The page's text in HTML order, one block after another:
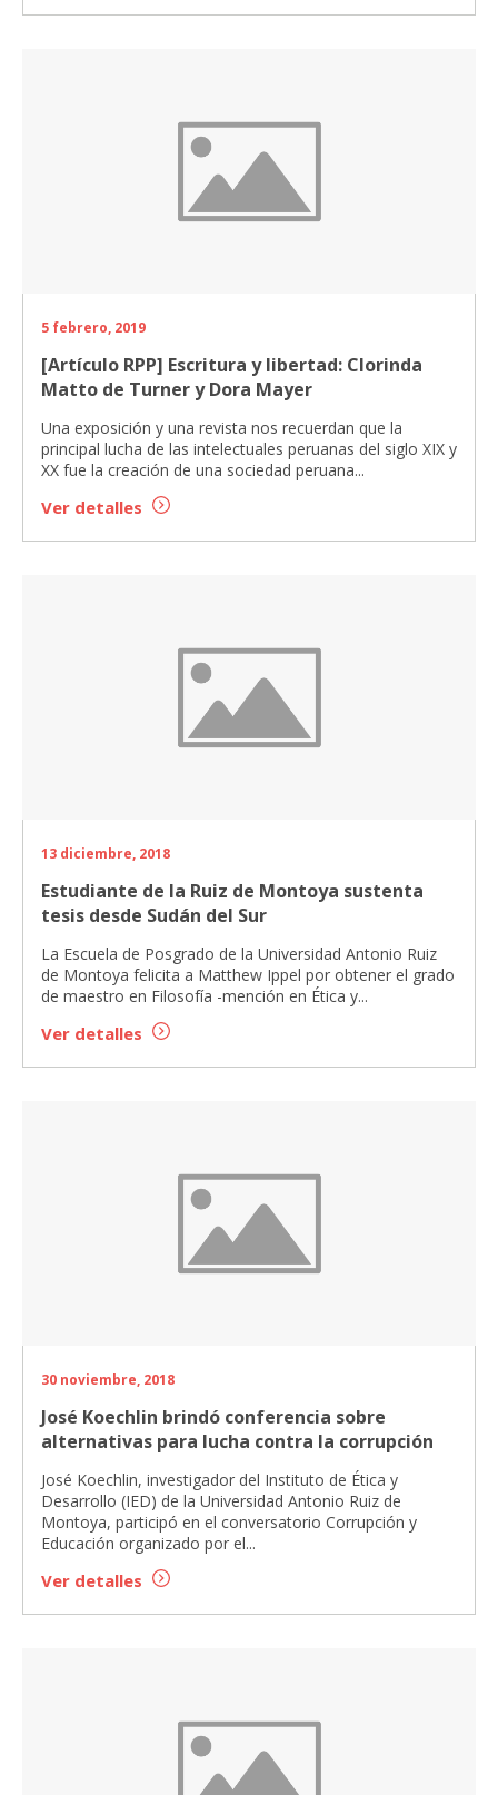
5 febrero, 2019
[Artículo RPP] Escritura y libertad: Clorinda
Matto de Turner y Dora Mayer
Una exposición y una revista nos recuerdan que la
principal lucha de las intelectuales peruanas del siglo XIX y
XX fue la creación de una sociedad peruana...
Ver detalles
13 diciembre, 2018
Estudiante de la Ruiz de Montoya sustenta
tesis desde Sudán del Sur
La Escuela de Posgrado de la Universidad Antonio Ruiz
de Montoya felicita a Matthew Ippel por obtener el grado
de maestro en Filosofía -mención en Ética y...
Ver detalles
30 noviembre, 2018
José Koechlin brindó conferencia sobre
alternativas para lucha contra la corrupción
José Koechlin, investigador del Instituto de Ética y
Desarrollo (IED) de la Universidad Antonio Ruiz de
Montoya, participó en el conversatorio Corrupción y
Educación organizado por el...
Ver detalles